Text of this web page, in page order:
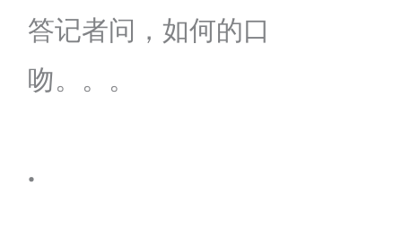
答记者问，如何的口
吻。。。
.